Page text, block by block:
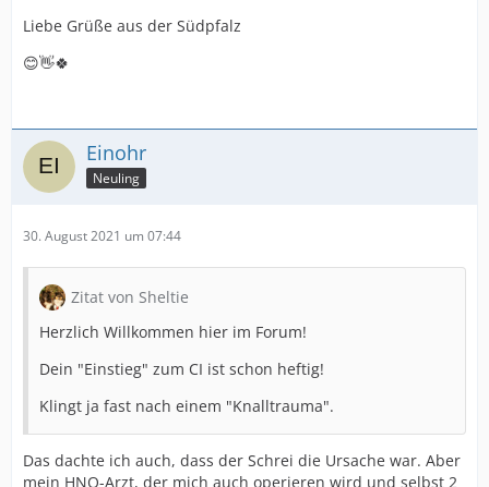
Liebe Grüße aus der Südpfalz
😊👋🍀
Einohr
Neuling
30. August 2021 um 07:44
Zitat von Sheltie
Herzlich Willkommen hier im Forum!
Dein "Einstieg" zum CI ist schon heftig!
Klingt ja fast nach einem "Knalltrauma".
Das dachte ich auch, dass der Schrei die Ursache war. Aber
mein HNO-Arzt, der mich auch operieren wird und selbst 2